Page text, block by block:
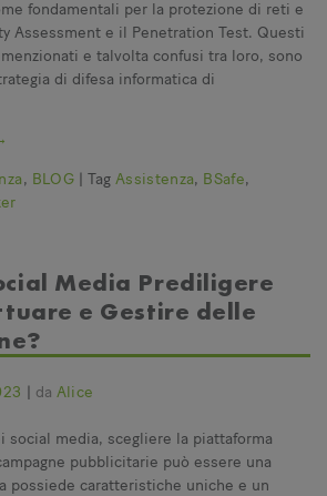
fondamentali per la protezione di reti e
Assessment e il Penetration Test. Questi
e talvolta confusi tra loro, sono
di difesa informatica di
, BLOG| Tag Assistenza, BSafe,
Media Prediligere
e Gestire delle
da Alice
social media, scegliere la piattaforma
pubblicitarie può essere una
possiede caratteristiche uniche e un